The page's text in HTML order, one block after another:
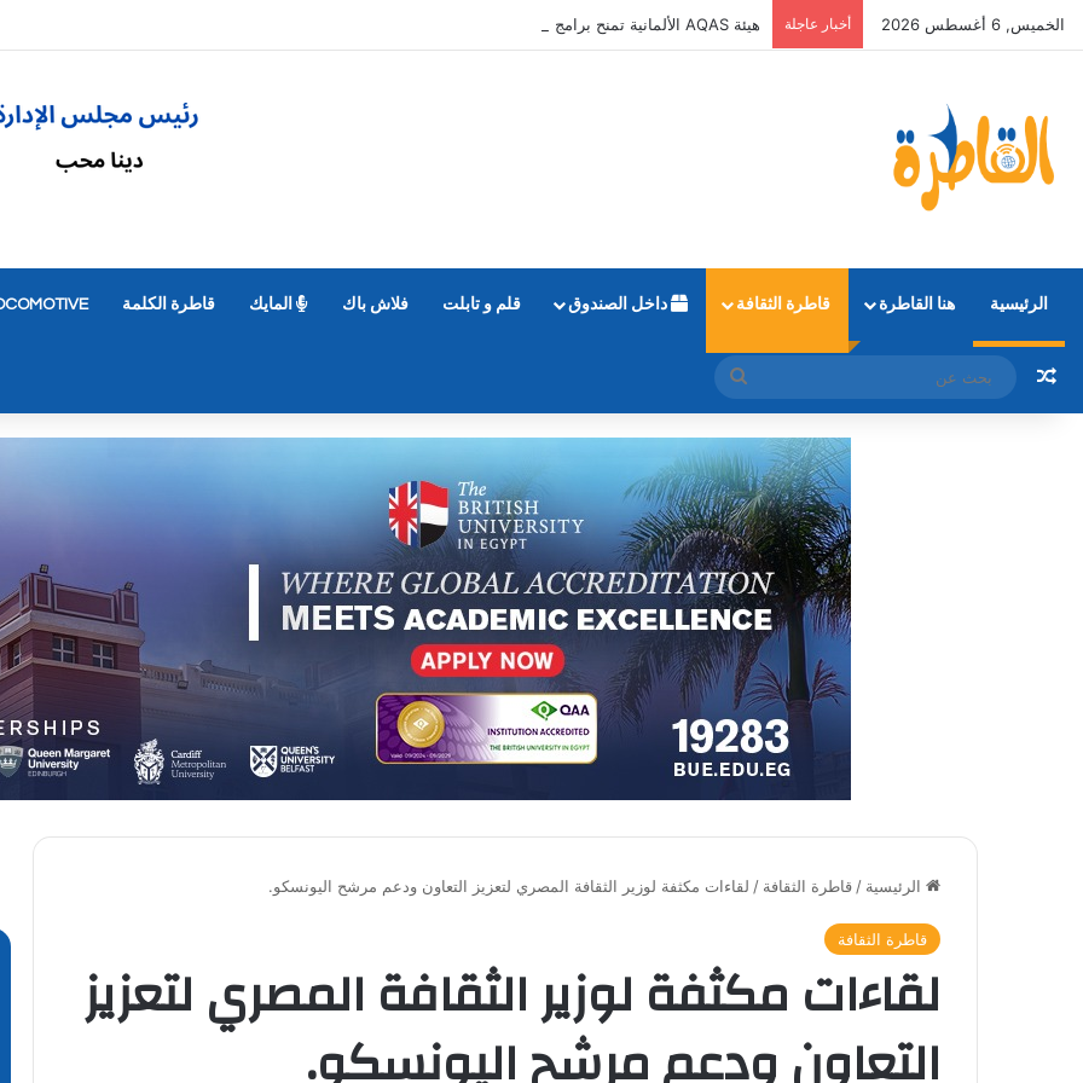
الخميس, 6 أغسطس 2026 أخبار عاجلة هيئة AQAS الألمانية تمنح برامج الإعلام بالأكاديمية العربية الاعتماد غير المشروط وفق المعايير الأوروبية
الرئيسية هنا القاطرة قاطرة الثقافة داخل الصندوق قلم و تابلت فلاش باك المايك قاطرة الكلمة
مقال عشوائي
بحث
عن
الرئيسية / قاطرة الثقافة / لقاءات مكثفة لوزير الثقافة المصري لتعزيز التعاون ودعم مرشح اليونسكو.
قاطرة الثقافة
لقاءات مكثفة لوزير الثقافة المصري لتعزيز
التعاون ودعم مرشح اليونسكو.